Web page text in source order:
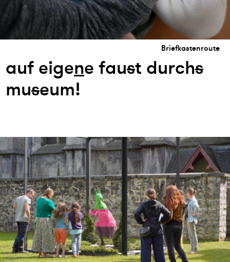
Briefkastenroute
auf eigene faust durchs
museum!